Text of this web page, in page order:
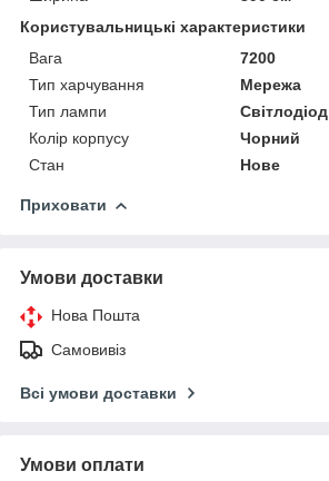
Користувальницькі характеристики
Вага
7200
Тип харчування
Мережа
Тип лампи
Світлодіод
Колір корпусу
Чорний
Стан
Нове
Приховати
Умови доставки
Нова Пошта
Самовивіз
Всі умови доставки
Умови оплати